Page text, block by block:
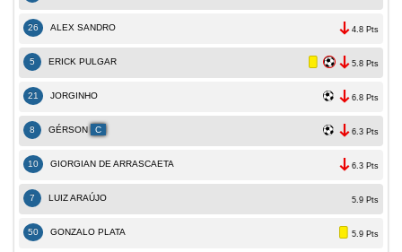
26 ALEX SANDRO 4.8 Pts
5 ERICK PULGAR 5.8 Pts
21 JORGINHO 6.8 Pts
8 GÉRSON C 6.3 Pts
10 GIORGIAN DE ARRASCAETA 6.3 Pts
7 LUIZ ARAÚJO 5.9 Pts
50 GONZALO PLATA 5.9 Pts